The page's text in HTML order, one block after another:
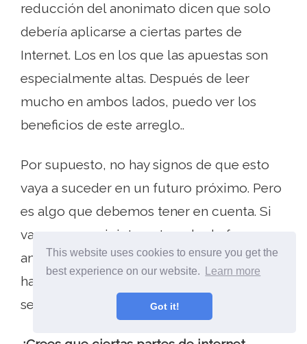
This website uses cookies to ensure you get the
best experience on our website.
Learn more
Got it!
reducción del anonimato dicen que solo
debería aplicarse a ciertas partes de
Internet. Los en los que las apuestas son
especialmente altas. Después de leer
mucho en ambos lados, puedo ver los
beneficios de este arreglo..
Por supuesto, no hay signos de que esto
vaya a suceder en un futuro próximo. Pero
es algo que debemos tener en cuenta. Si
vamos a seguir interactuando de forma
anónima, debemos asegurarnos de que lo
hacemos de manera responsable, ética y
segura..